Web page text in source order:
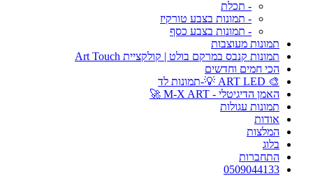
- תכלת
- תמונות בצבע טורקיז
- תמונות בצבע כסף
תמונות מעוצבות
תמונות קנבס במרקם בולט | קולקציית Art Touch
הכי חמים וחדשים
🎨 ART LED 💡-תמונות לד
האמן הדיגיטלי - M-X ART 🚀
תמונות עגולות
אודות
המלצות
בלוג
התחברות
0509044133